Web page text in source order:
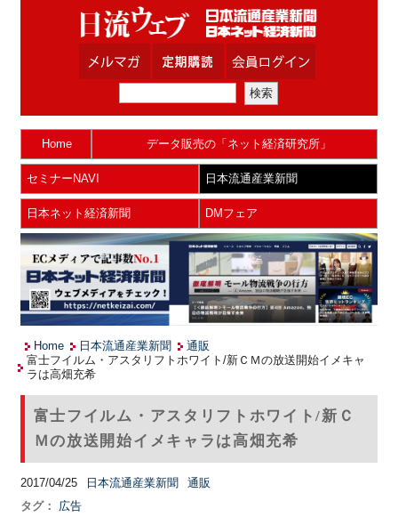
Home データ販売の「ネット経済研究所」
セミナーNAVI 日本流通産業新聞
日本ネット経済新聞 DMフェア
Home 日本流通産業新聞
通販
富士フイルム・アスタリフトホワイト/新ＣＭの放送開始イメキャ
ラは高畑充希
富士フイルム・アスタリフトホワイト/新Ｃ
Ｍの放送開始イメキャラは高畑充希
2017/04/25 日本流通産業新聞
通販
タグ：
広告